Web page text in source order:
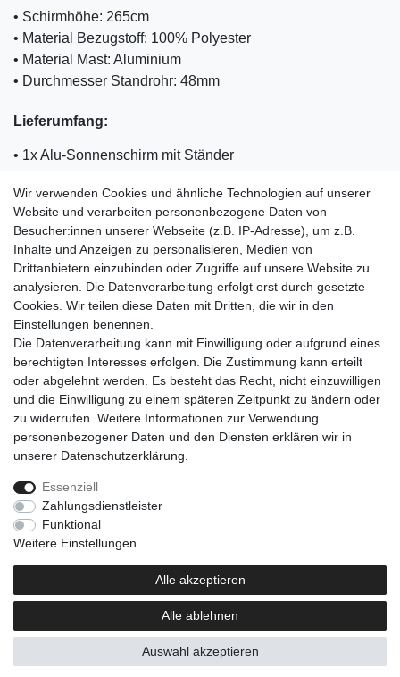
• Schirmhöhe: 265cm
• Material Bezugstoff: 100% Polyester
• Material Mast: Aluminium
• Durchmesser Standrohr: 48mm
Lieferumfang:
• 1x Alu-Sonnenschirm mit Ständer
• 1x Sonnenschirmschutzhülle (Abdeckung)
• 1x Solarpanel
Einkaufen
Zahlungsarten
Versandarten & -kosten
Warenkorb
Kasse
Widerrufsrecht
Mein Konto
Anmelden
Registrieren
Unternehmen
Kontakt
Impressum
Newsletter
Wir verwenden Cookies und ähnliche Technologien auf unserer
Website und verarbeiten personenbezogene Daten von
Besucher:innen unserer Webseite (z.B. IP-Adresse), um z.B.
Inhalte und Anzeigen zu personalisieren, Medien von
Drittanbietern einzubinden oder Zugriffe auf unsere Website zu
analysieren. Die Datenverarbeitung erfolgt erst durch gesetzte
Cookies. Wir teilen diese Daten mit Dritten, die wir in den
Einstellungen benennen.
Die Datenverarbeitung kann mit Einwilligung oder aufgrund eines
berechtigten Interesses erfolgen. Die Zustimmung kann erteilt
oder abgelehnt werden. Es besteht das Recht, nicht einzuwilligen
und die Einwilligung zu einem späteren Zeitpunkt zu ändern oder
zu widerrufen. Weitere Informationen zur Verwendung
personenbezogener Daten und den Diensten erklären wir in
unserer Daten­schutz­erklärung
Essenziell
Zahlungsdienstleister
Funktional
Weitere Einstellungen
Alle akzeptieren
Alle ablehnen
Auswahl akzeptieren